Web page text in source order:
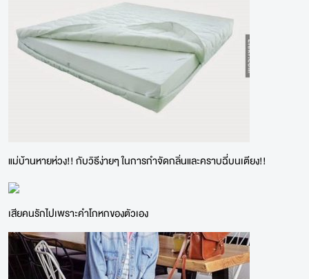
แม่บ้านหายห่วง!! กับวิธีง่ายๆ ในการกำจัดกลิ่นและคราบฉี่บนเตียง!!
เสียคนรักไปเพราะคำโกหกของตัวเอง